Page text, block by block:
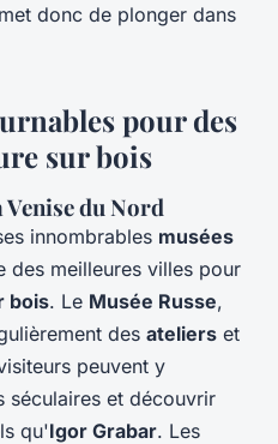
donc de plonger dans
pour des
sur bois
du Nord
innombrables musées
des meilleures villes pour
bois. Le Musée Russe,
des ateliers et
peuvent y
séculaires et découvrir
qu'Igor Grabar. Les